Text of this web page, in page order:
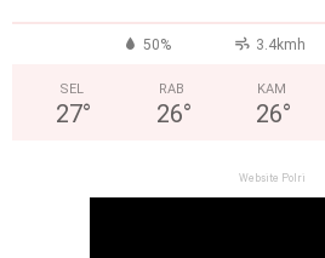
50% 3.4kmh
SEL
27°
RAB
26°
KAM
26°
Website Polri